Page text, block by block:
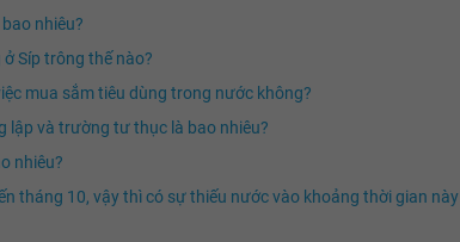
nhiêu?
Síp trông thế nào?
mua sắm tiêu dùng trong nước không?
lập và trường tư thục là bao nhiêu?
nhiêu?
tháng 10, vậy thì có sự thiếu nước vào khoảng thời gian này